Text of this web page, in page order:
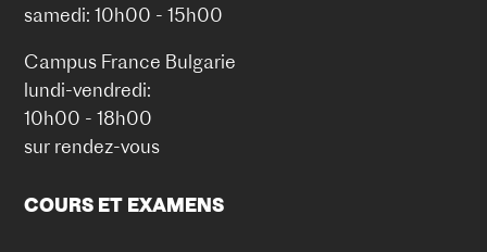
samedi: 10h00 - 15h00
Campus France Bulgarie
lundi-vendredi:
10h00 - 18h00
sur rendez-vous
COURS ET EXAMENS